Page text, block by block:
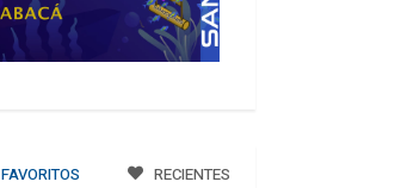
FAVORITOS RECIENTES